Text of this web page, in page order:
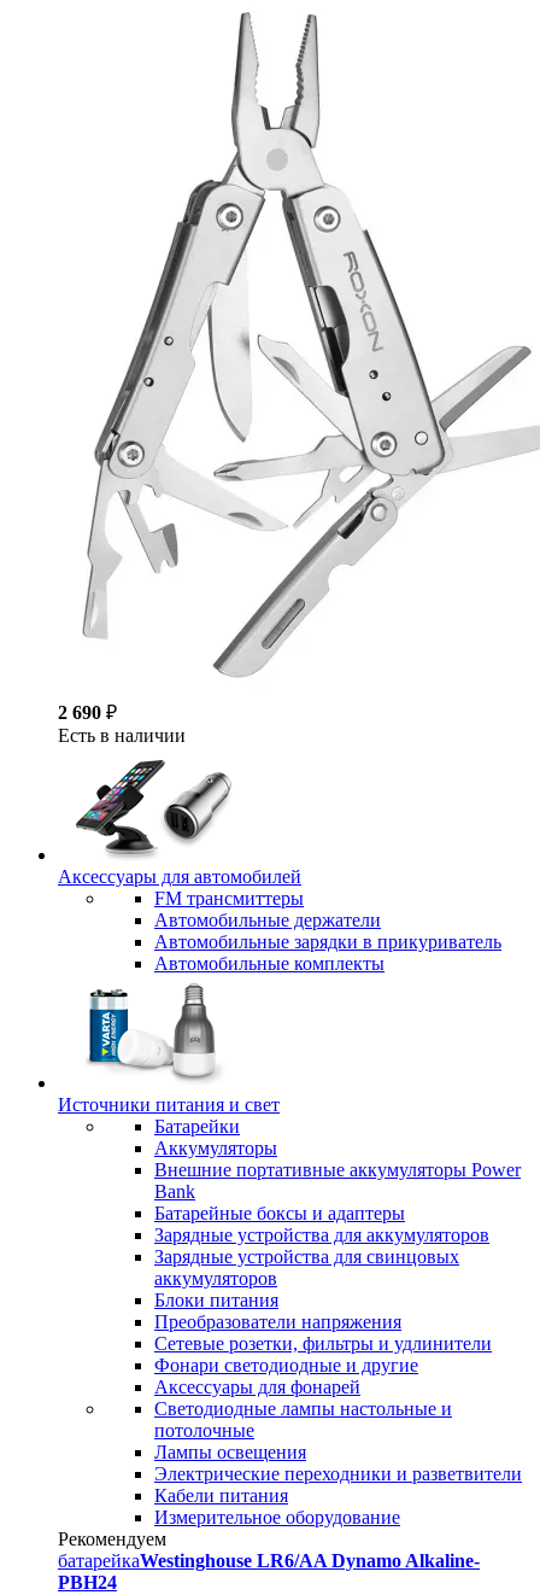
2 690 ₽
Есть в наличии
Аксессуары для автомобилей
FM трансмиттеры
Автомобильные держатели
Автомобильные зарядки в прикуриватель
Автомобильные комплекты
Источники питания и свет
Батарейки
Аккумуляторы
Внешние портативные аккумуляторы Power
Bank
Батарейные боксы и адаптеры
Зарядные устройства для аккумуляторов
Зарядные устройства для свинцовых
аккумуляторов
Блоки питания
Преобразователи напряжения
Сетевые розетки, фильтры и удлинители
Фонари светодиодные и другие
Аксессуары для фонарей
Светодиодные лампы настольные и
потолочные
Лампы освещения
Электрические переходники и разветвители
Кабели питания
Измерительное оборудование
Рекомендуем
батарейкаWestinghouse LR6/AA Dynamo Alkaline-
PBH24